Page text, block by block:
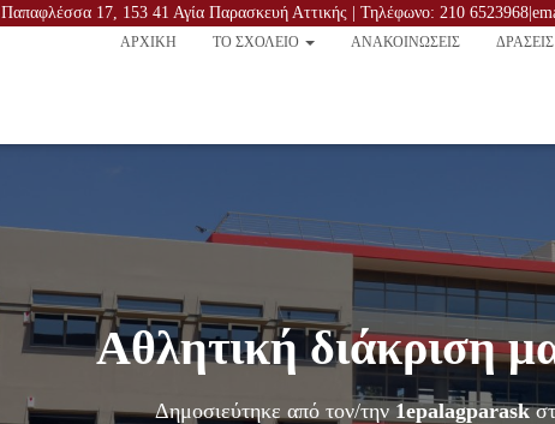
Παπαφλέσσα 17, 153 41 Αγία Παρασκευή Αττικής | Τηλέφωνο: 210
ΑΡΧΙΚΉ TO ΣΧΟΛΕΙΟ ΑΝΑΚΟΙΝΏΣΕΙΣ ΔΡΑΣΕΙΣ
Αθλητική διάκριση
Δημοσιεύτηκε από τον/την 1epalagparask